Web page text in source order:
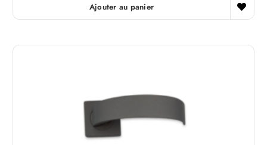
Ajouter au panier